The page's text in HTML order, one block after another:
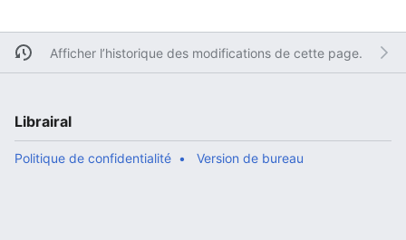
Afficher l’historique des modifications de cette page.
Librairal
Politique de confidentialité Version de bureau